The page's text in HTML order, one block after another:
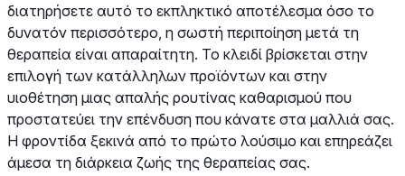
διατηρήσετε αυτό το εκπληκτικό αποτέλεσμα όσο το
δυνατόν περισσότερο, η σωστή περιποίηση μετά τη
θεραπεία είναι απαραίτητη. Το κλειδί βρίσκεται στην
επιλογή των κατάλληλων προϊόντων και στην
υιοθέτηση μιας απαλής ρουτίνας καθαρισμού που
προστατεύει την επένδυση που κάνατε στα μαλλιά σας.
Η φροντίδα ξεκινά από το πρώτο λούσιμο και επηρεάζει
άμεσα τη διάρκεια ζωής της θεραπείας σας.